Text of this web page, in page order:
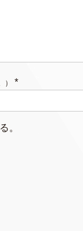
*
。